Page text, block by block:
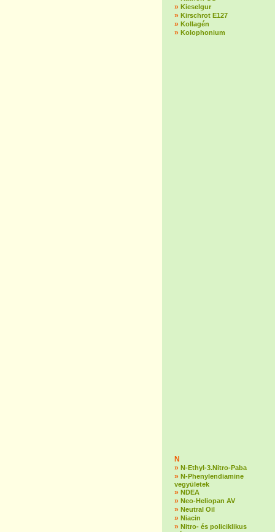
» Kieselgur
» Kirschrot E127
» Kollagén
» Kolophonium
N
» N-Ethyl-3.Nitro-Paba
» N-Phenylendiamine
vegyületek
» NDEA
» Neo-Heliopan AV
» Neutral Oil
» Niacin
» Nitro- és policiklikus